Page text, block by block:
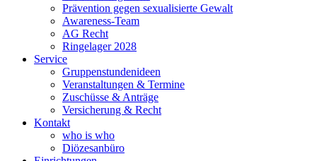
Prävention gegen sexualisierte Gewalt
Awareness-Team
AG Recht
Ringelager 2028
Service
Gruppenstundenideen
Veranstaltungen & Termine
Zuschüsse & Anträge
Versicherung & Recht
Kontakt
who is who
Diözesanbüro